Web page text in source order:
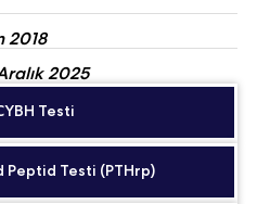
2018
2025
Testi
Peptid Testi (PTHrp)